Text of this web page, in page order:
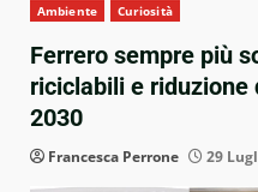
Ambiente Curiosità
Ferrero sempre più
riciclabili e
2030
Francesca Perrone 29